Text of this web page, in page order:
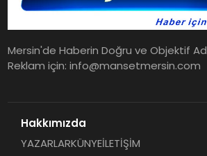
Mersin'de Haberin Doğru ve Objektif
Reklam için: info@mansetmersin.com
Hakkımızda
YAZARLARKÜNYEİLETİŞİM